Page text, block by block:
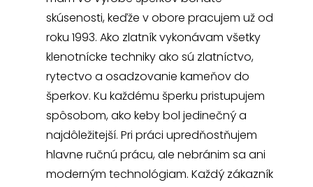
skúsenosti, keďže v obore pracujem už od
roku 1993. Ako zlatník vykonávam všetky
klenotnícke techniky ako sú zlatníctvo,
rytectvo a osadzovanie kameňov do
šperkov. Ku každému šperku pristupujem
spôsobom, ako keby bol jedinečný a
najdôležitejší. Pri práci upredňostňujem
hlavne ručnú prácu, ale nebránim sa ani
moderným technológiam. Každý zákazník